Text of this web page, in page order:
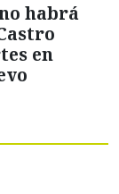
habrá
en